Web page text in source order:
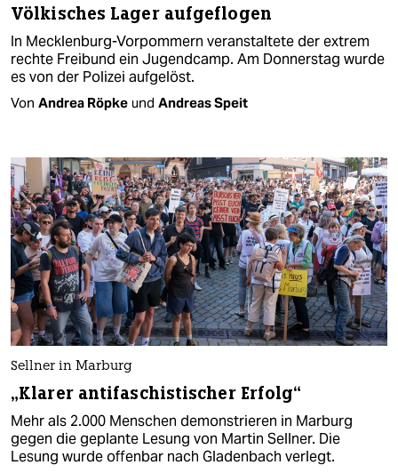
Völkisches Lager aufgeflogen
In Mecklenburg-Vorpommern veranstaltete der extrem
rechte Freibund ein Jugendcamp. Am Donnerstag wurde
es von der Polizei aufgelöst.
Von Andrea Röpke und Andreas Speit
Sellner in Marburg
„Klarer antifaschistischer Erfolg“
Mehr als 2.000 Menschen demonstrieren in Marburg
gegen die geplante Lesung von Martin Sellner. Die
Lesung wurde offenbar nach Gladenbach verlegt.